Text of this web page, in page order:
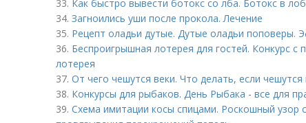
33. Как быстро вывести ботокс со лба. Ботокс в
34. Загноились уши после прокола. Лечение
35. Рецепт оладьи дутые. Дутые оладьи поповеры.
36. Беспроигрышная лотерея для гостей. Конкурс с
лотерея
37. От чего чешутся веки. Что делать, если чешутся
38. Конкурсы для рыбаков. День Рыбака - все для
39. Схема имитации косы спицами. Роскошный узор